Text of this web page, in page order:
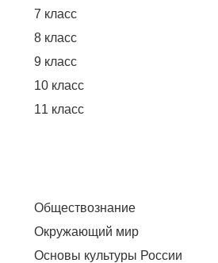
7 класс
8 класс
9 класс
10 класс
11 класс
Обществознание
Окружающий мир
Основы культуры России